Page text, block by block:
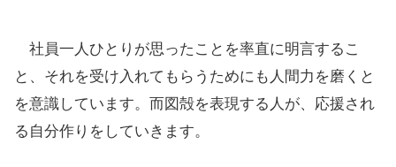
社員一人ひとりが思ったことを率直に明言するこ
と、それを受け入れてもらうためにも人間力を磨くと
を意識しています。而図殻を表現する人が、応援され
る自分作りをしていきます。